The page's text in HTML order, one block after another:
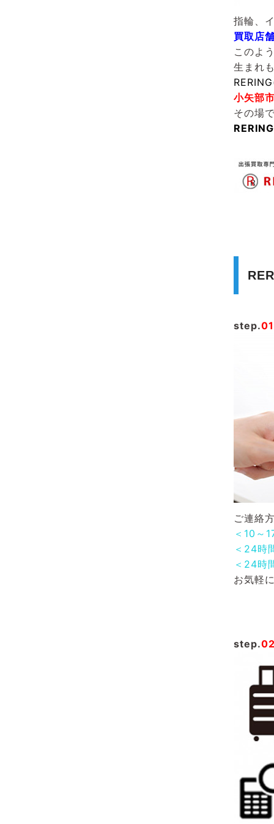
指輪、
買取店
このよ
生まれ
小矢部
その場
step.01
ご連絡
＜10～
＜24時
＜24時
お気軽
step.